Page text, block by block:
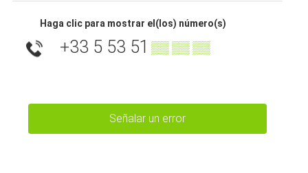
Haga clic para mostrar el(los) número(s)
+33 5 53 51 ▒▒ ▒▒ ▒▒
Señalar un error